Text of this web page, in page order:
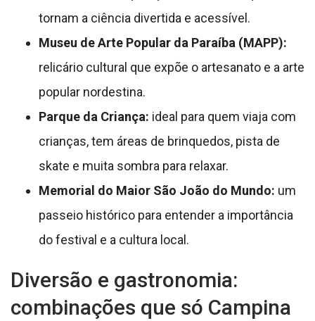
tornam a ciência divertida e acessível.
Museu de Arte Popular da Paraíba (MAPP):
relicário cultural que expõe o artesanato e a arte
popular nordestina.
Parque da Criança: ideal para quem viaja com
crianças, tem áreas de brinquedos, pista de
skate e muita sombra para relaxar.
Memorial do Maior São João do Mundo: um
passeio histórico para entender a importância
do festival e a cultura local.
Diversão e gastronomia:
combinações que só Campina